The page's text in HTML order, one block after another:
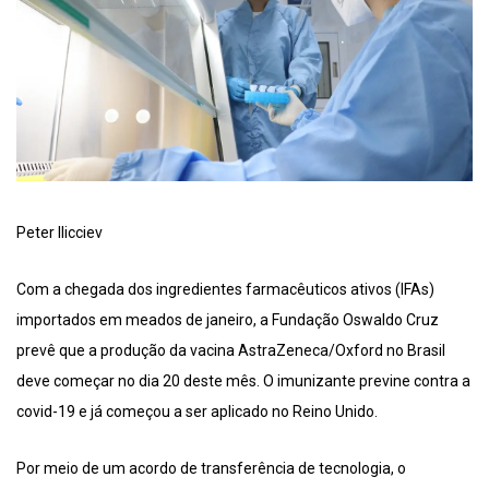
Peter Ilicciev
Com a chegada dos ingredientes farmacêuticos ativos (IFAs)
importados em meados de janeiro, a Fundação Oswaldo Cruz
prevê que a produção da vacina AstraZeneca/Oxford no Brasil
deve começar no dia 20 deste mês. O imunizante previne contra a
covid-19 e já começou a ser aplicado no Reino Unido.
Por meio de um acordo de transferência de tecnologia, o